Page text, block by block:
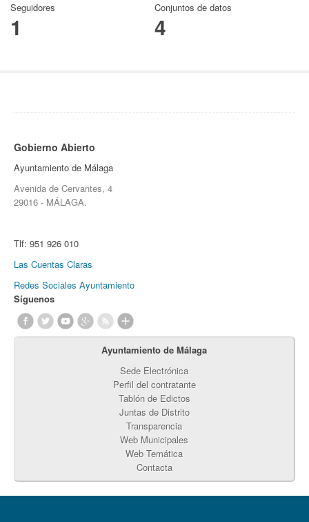
Seguidores
1
Conjuntos de datos
4
Gobierno Abierto
Ayuntamiento de Málaga
Avenida de Cervantes, 4
29016 - MÁLAGA.
Tlf: 951 926 010
Las Cuentas Claras
Redes Sociales Ayuntamiento
Síguenos
Ayuntamiento de Málaga
Sede Electrónica
Perfil del contratante
Tablón de Edictos
Juntas de Distrito
Transparencia
Web Municipales
Web Temática
Contacta